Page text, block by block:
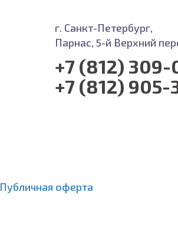
г. Санкт-Петербург,
Парнас, 5-й Верхний
+7 (812) 309-
+7 (812) 905-
Публичная оферта